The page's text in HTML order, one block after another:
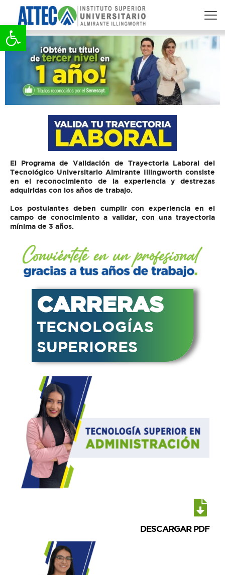
Abrir barra de herramientas
El Programa de Validación de Trayectoria Laboral del
Tecnológico Universitario Almirante Illingworth consiste
en el reconocimiento de la experiencia y destrezas
adquiridas con los años de trabajo.
Los postulantes deben cumplir con experiencia en el
campo de conocimiento a validar, con una trayectoria
mínima de 3 años.
CARRERAS
TECNOLOGÍAS
SUPERIORES
DESCARGAR PDF